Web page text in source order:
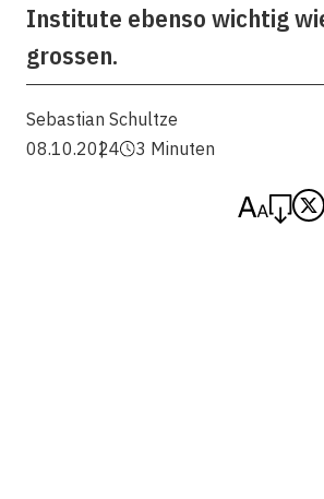
Institute ebenso wichtig
grossen.
Sebastian Schultze
08.10.2024
3 Minuten